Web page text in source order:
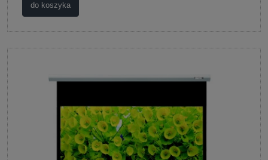
do koszyka